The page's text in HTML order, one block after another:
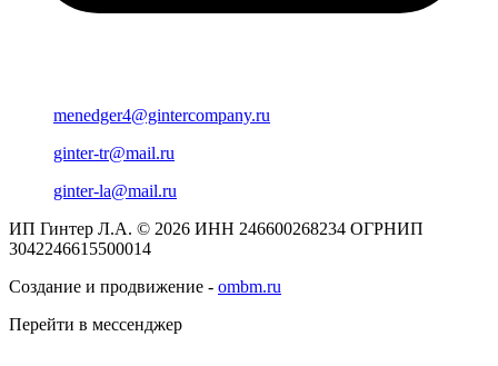
menedger4@gintercompany.ru
ginter-tr@mail.ru
ginter-la@mail.ru
ИП Гинтер Л.А. © 2026 ИНН 246600268234 ОГРНИП
3042246615500014
Создание и продвижение - ombm.ru
Перейти в мессенджер